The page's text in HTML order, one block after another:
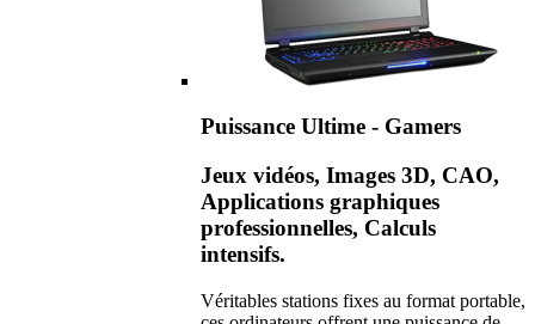
Puissance Ultime - Gamers
Jeux vidéos, Images 3D, CAO,
Applications graphiques
professionnelles, Calculs
intensifs.
Véritables stations fixes au format portable,